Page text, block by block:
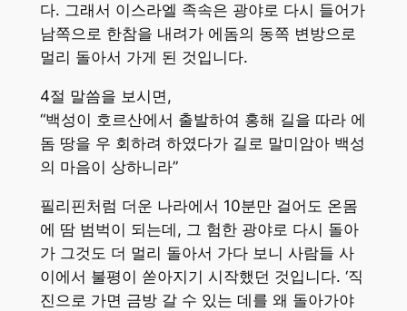
다. 그래서 이스라엘 족속은 광야로 다시 들어가
남쪽으로 한참을 내려가 에돔의 동쪽 변방으로
멀리 돌아서 가게 된 것입니다.
4절 말씀을 보시면,
“백성이 호르산에서 출발하여 홍해 길을 따라 에
돔 땅을 우 회하려 하였다가 길로 말미암아 백성
의 마음이 상하니라”
필리핀처럼 더운 나라에서 10분만 걸어도 온몸
에 땀 범벅이 되는데, 그 험한 광야로 다시 돌아
가 그것도 더 멀리 돌아서 가다 보니 사람들 사
이에서 불평이 쏟아지기 시작했던 것입니다. ‘직
진으로 가면 금방 갈 수 있는 데를 왜 돌아가야